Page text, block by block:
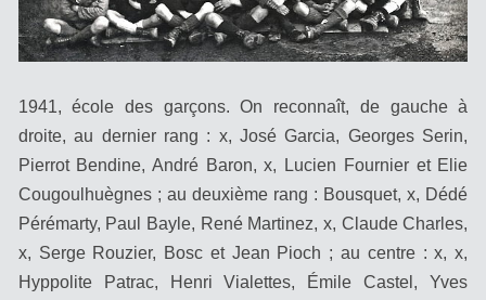
1941, école des garçons. On reconnaît, de gauche à
droite, au dernier rang : x, José Garcia, Georges Serin,
Pierrot Bendine, André Baron, x, Lucien Fournier et Elie
Cougoulhuègnes ; au deuxième rang : Bousquet, x, Dédé
Pérémarty, Paul Bayle, René Martinez, x, Claude Charles,
x, Serge Rouzier, Bosc et Jean Pioch ; au centre : x, x,
Hyppolite Patrac, Henri Vialettes, Émile Castel, Yves